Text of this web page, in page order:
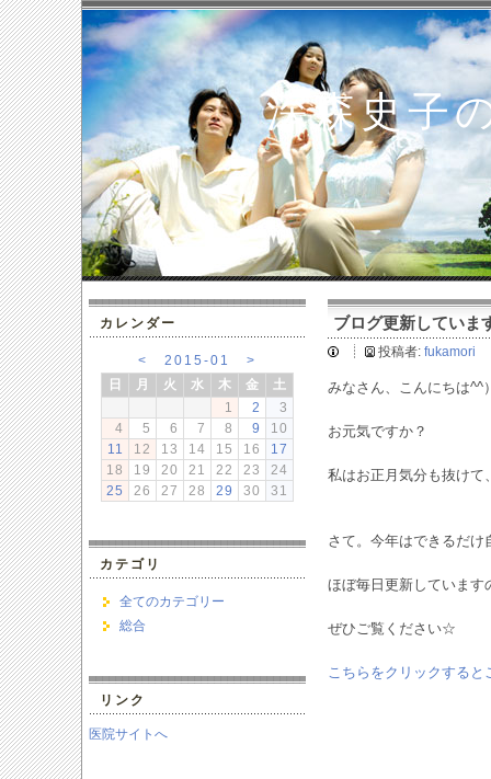
深森史子
ブログ更新していま
投稿者: fukamori
みなさん、こんにちは^^
お元気ですか？
私はお正月気分も抜けて
さて。今年はできるだ
ほぼ毎日更新しています
ぜひご覧ください☆
こちらをクリックすると
カレンダー
< 2015-01
>
日
月 火 水 木 金
土
1
2
3
4
5 6 7 8 9
10
11
12 13 14 15 16
17
18
19 20 21 22 23
24
25
26 27 28 29 30 31
カテゴリ
全てのカテゴリー
総合
リンク
医院サイトへ